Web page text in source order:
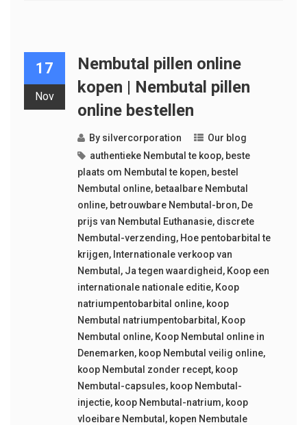
17
Nov
Nembutal pillen online
kopen | Nembutal pillen
online bestellen
By silvercorporation
Our blog
authentieke Nembutal te koop, beste
plaats om Nembutal te kopen, bestel
Nembutal online, betaalbare Nembutal
online, betrouwbare Nembutal-bron, De
prijs van Nembutal Euthanasie, discrete
Nembutal-verzending, Hoe pentobarbital te
krijgen, Internationale verkoop van
Nembutal , Ja tegen waardigheid , Koop een
internationale nationale editie, Koop
natriumpentobarbital online, koop
Nembutal natriumpentobarbital , Koop
Nembutal online, Koop Nembutal online in
Denemarken, koop Nembutal veilig online,
koop Nembutal zonder recept, koop
Nembutal-capsules, koop Nembutal-
injectie, koop Nembutal-natrium, koop
vloeibare Nembutal , kopen Nembutale